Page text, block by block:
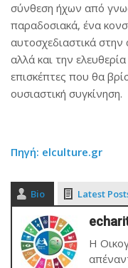
σύνθεση ήχων από
παραδοσιακά, ένα
αυτοσχεδιαστικά στην
αλλά και την
επισκέπτες που θα
ουσιαστική συγκίνηση.
Πηγή: elculture.gr
Bio Latest
Η